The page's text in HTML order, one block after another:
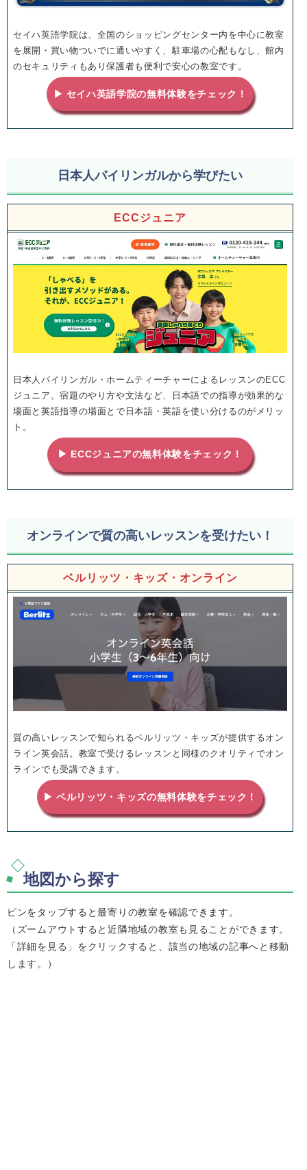
セイハ英語学院は、全国のショッピングセンター内を中心に教室
を展開・買い物ついでに通いやすく、駐車場の心配もなし、館内
のセキュリティもあり保護者も便利で安心の教室です。
▶ セイハ英語学院の無料体験をチェック！
日本人バイリンガルから学びたい
ECCジュニア
日本人バイリンガル・ホームティーチャーによるレッスンのECC
ジュニア。宿題のやり方や文法など、日本語での指導が効果的な
場面と英語指導の場面とで日本語・英語を使い分けるのがメリッ
ト。
▶ ECCジュニアの無料体験をチェック！
オンラインで質の高いレッスンを受けたい！
ベルリッツ・キッズ・オンライン
質の高いレッスンで知られるベルリッツ・キッズが提供するオン
ライン英会話。教室で受けるレッスンと同様のクオリティでオン
ラインでも受講できます。
▶ ベルリッツ・キッズの無料体験をチェック！
地図から探す
ピンをタップすると最寄りの教室を確認できます。
（ズームアウトすると近隣地域の教室も見ることができます。
「詳細を見る」をクリックすると、該当の地域の記事へと移動
します。）